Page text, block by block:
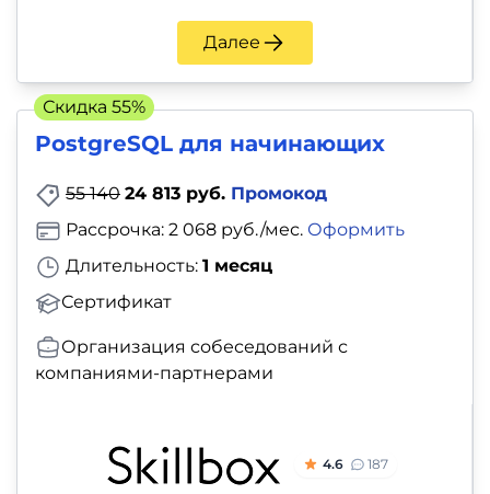
Далее
PostgreSQL для начинающих
55 140 24 813 руб. Промокод
Длительность: 1 месяц
Сертификат
Рассрочка: 2 068 руб./мес. Оформить
Организация собеседований с
компаниями-партнерами
4.6 187
Скидка 55%